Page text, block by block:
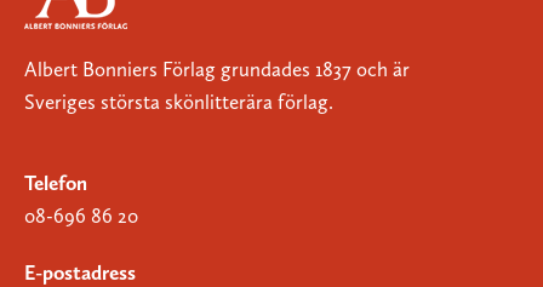
Albert Bonniers Förlag grundades 1837 och är
Sveriges största skönlitterära förlag.
Telefon
08-696 86 20
E-postadress